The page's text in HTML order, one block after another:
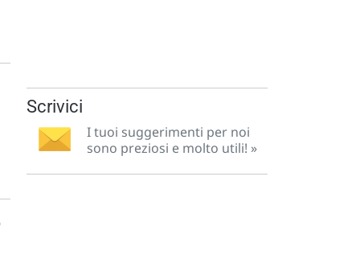
Scrivici
I tuoi suggerimenti per noi
sono preziosi e molto utili! »